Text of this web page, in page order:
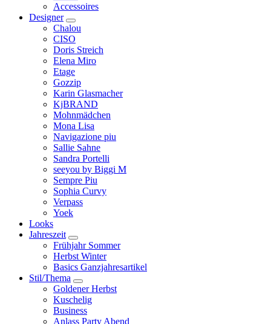
Accessoires
Designer
Chalou
CISO
Doris Streich
Elena Miro
Etage
Gozzip
Karin Glasmacher
KjBRAND
Mohnmädchen
Mona Lisa
Navigazione piu
Sallie Sahne
Sandra Portelli
seeyou by Biggi M
Sempre Piu
Sophia Curvy
Verpass
Yoek
Looks
Jahreszeit
Frühjahr Sommer
Herbst Winter
Basics Ganzjahresartikel
Stil/Thema
Goldener Herbst
Kuschelig
Business
Anlass Party Abend